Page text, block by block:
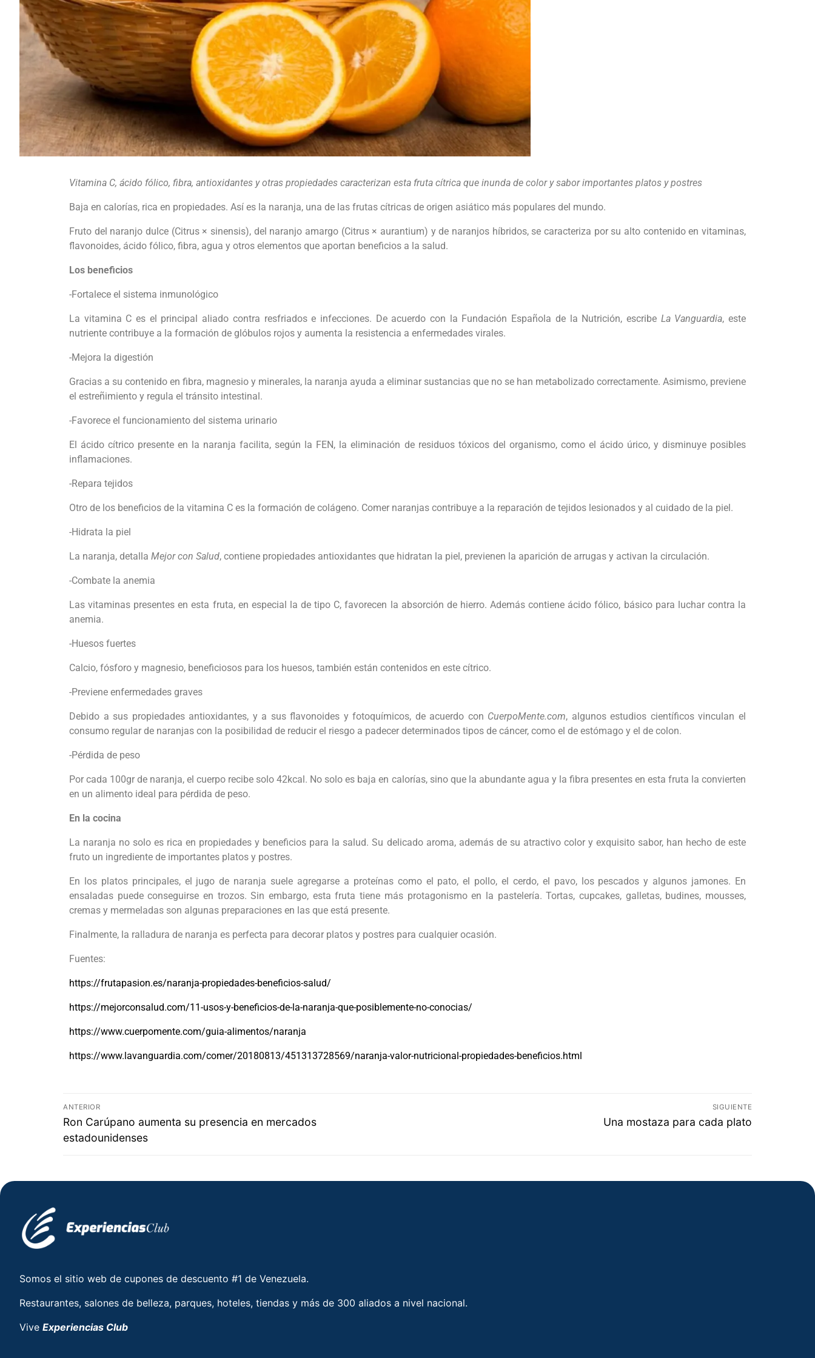
Vitamina C, ácido fólico, fibra, antioxidantes y otras propiedades caracterizan esta fruta cítrica que inunda de color y sabor importantes platos y postres
Baja en calorías, rica en propiedades. Así es la naranja, una de las frutas cítricas de origen asiático más populares del mundo.
Fruto del naranjo dulce (Citrus × sinensis), del naranjo amargo (Citrus × aurantium) y de naranjos híbridos, se caracteriza por su alto contenido en vitaminas,
flavonoides, ácido fólico, fibra, agua y otros elementos que aportan beneficios a la salud.
Los beneficios
-Fortalece el sistema inmunológico
La vitamina C es el principal aliado contra resfriados e infecciones. De acuerdo con la Fundación Española de la Nutrición, escribe La Vanguardia, este
nutriente contribuye a la formación de glóbulos rojos y aumenta la resistencia a enfermedades virales.
-Mejora la digestión
Gracias a su contenido en fibra, magnesio y minerales, la naranja ayuda a eliminar sustancias que no se han metabolizado correctamente. Asimismo, previene
el estreñimiento y regula el tránsito intestinal.
-Favorece el funcionamiento del sistema urinario
El ácido cítrico presente en la naranja facilita, según la FEN, la eliminación de residuos tóxicos del organismo, como el ácido úrico, y disminuye posibles
inflamaciones.
-Repara tejidos
Otro de los beneficios de la vitamina C es la formación de colágeno. Comer naranjas contribuye a la reparación de tejidos lesionados y al cuidado de la piel.
-Hidrata la piel
La naranja, detalla Mejor con Salud, contiene propiedades antioxidantes que hidratan la piel, previenen la aparición de arrugas y activan la circulación.
-Combate la anemia
Las vitaminas presentes en esta fruta, en especial la de tipo C, favorecen la absorción de hierro. Además contiene ácido fólico, básico para luchar contra la
anemia.
-Huesos fuertes
Calcio, fósforo y magnesio, beneficiosos para los huesos, también están contenidos en este cítrico.
-Previene enfermedades graves
Debido a sus propiedades antioxidantes, y a sus flavonoides y fotoquímicos, de acuerdo con CuerpoMente.com, algunos estudios científicos vinculan el
consumo regular de naranjas con la posibilidad de reducir el riesgo a padecer determinados tipos de cáncer, como el de estómago y el de colon.
-Pérdida de peso
Por cada 100gr de naranja, el cuerpo recibe solo 42kcal. No solo es baja en calorías, sino que la abundante agua y la fibra presentes en esta fruta la convierten
en un alimento ideal para pérdida de peso.
En la cocina
La naranja no solo es rica en propiedades y beneficios para la salud. Su delicado aroma, además de su atractivo color y exquisito sabor, han hecho de este
fruto un ingrediente de importantes platos y postres.
En los platos principales, el jugo de naranja suele agregarse a proteínas como el pato, el pollo, el cerdo, el pavo, los pescados y algunos jamones. En
ensaladas puede conseguirse en trozos. Sin embargo, esta fruta tiene más protagonismo en la pastelería. Tortas, cupcakes, galletas, budines, mousses,
cremas y mermeladas son algunas preparaciones en las que está presente.
Finalmente, la ralladura de naranja es perfecta para decorar platos y postres para cualquier ocasión.
Fuentes:
https://frutapasion.es/naranja-propiedades-beneficios-salud/
https://mejorconsalud.com/11-usos-y-beneficios-de-la-naranja-que-posiblemente-no-conocias/
https://www.cuerpomente.com/guia-alimentos/naranja
https://www.lavanguardia.com/comer/20180813/451313728569/naranja-valor-nutricional-propiedades-beneficios.html
ANTERIOR
Ron Carúpano aumenta su presencia en mercados
estadounidenses
SIGUIENTE
Una mostaza para cada plato
Somos el sitio web de cupones de descuento #1 de Venezuela.
Restaurantes, salones de belleza, parques, hoteles, tiendas y más de 300 aliados a nivel nacional.
Vive Experiencias Club